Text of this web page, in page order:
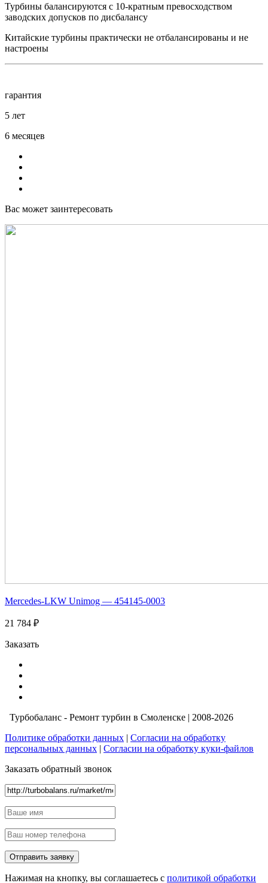
Турбины балансируются с 10-кратным превосходством
заводских допусков по дисбалансу
Китайские турбины практически не отбалансированы и не
настроены
гарантия
5 лет
6 месяцев
Вас может заинтересовать
Mercedes-LKW Unimog — 454145-0003
21 784 ₽
Заказать
Турбобаланс - Ремонт турбин в Смоленске | 2008-2026
Политике обработки данных | Согласии на обработку
персональных данных | Согласии на обработку куки-файлов
Заказать обратный звонок
Нажимая на кнопку, вы соглашаетесь с политикой обработки